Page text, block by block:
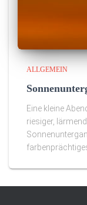
ALLGEMEIN
Eine kleine
riesiger,